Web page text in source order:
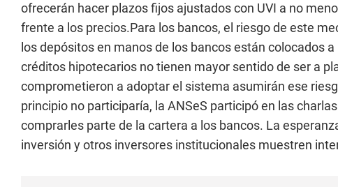
ofrecerán hacer plazos fijos ajustados con UVI a no
frente a los precios.Para los bancos, el riesgo de este
los depósitos en manos de los bancos están colocados
créditos hipotecarios no tienen mayor sentido de ser a
comprometieron a adoptar el sistema asumirán ese
principio no participaría, la ANSeS participó en las
comprarles parte de la cartera a los bancos. La
inversión y otros inversores institucionales muestren